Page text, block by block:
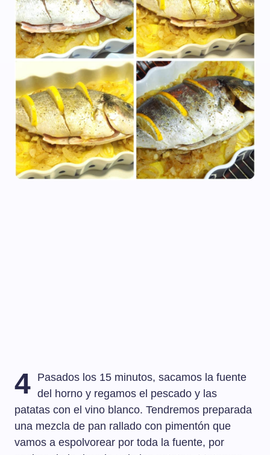
4 Pasados los 15 minutos, sacamos la fuente
del horno y regamos el pescado y las
patatas con el vino blanco. Tendremos preparada
una mezcla de pan rallado con pimentón que
vamos a espolvorear por toda la fuente, por